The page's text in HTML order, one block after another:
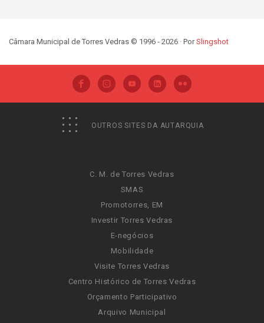
Câmara Municipal de Torres Vedras © 1996 - 2026 · PorSlingshot
OUTROS SITES DA AUTARQUIA
C. M. de Torres Vedras
SMAS
Promotorres, EM
Investir Torres Vedras
E-negócios
Mobilidade
Visite Torres Vedras
Centro Histórico de Torres Vedras
Orçamento Participativo
Arquivo Municipal